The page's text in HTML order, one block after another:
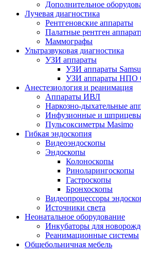
Дополнительное
Лучевая диагностика
Рентгеновские аппараты
Палатные рентген
Маммографы
Ультразвуковая диагностика
УЗИ аппараты
УЗИ аппараты
УЗИ аппараты НПО
Анестезиология и реанимация
Аппараты ИВЛ
Наркозно-дыхательные
Инфузионные и
Пульсоксиметры Masimo
Гибкая эндоскопия
Видеоэндоскопы
Эндоскопы
Колоноскопы
Риноларингоскопы
Гастроскопы
Бронхоскопы
Видеопроцессоры
Источники света
Неонатальное оборудование
Инкубаторы для
Реанимационные системы
Общебольничная мебель